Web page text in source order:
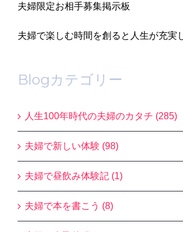
夫婦限定お相手募集掲示板
夫婦で楽しむ時間を創ると人生が充実
Blogカテゴリー
人生100年時代の夫婦のカタチ (285)
夫婦で新しい体験 (98)
夫婦で昼飲み体験記 (1)
夫婦で本を書こう (8)